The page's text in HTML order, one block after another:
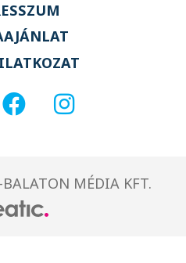
MÉDIA KFT.